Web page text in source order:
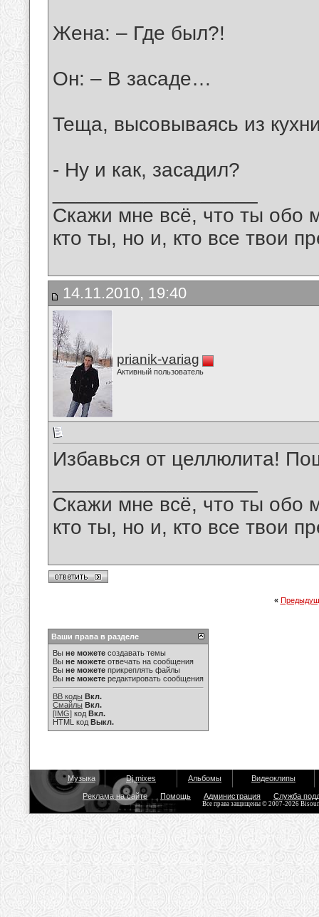
Жена: – Где был?!
Он: – В засаде…
Теща, высовываясь из
- Ну и как, засадил?
Скажи мне всё, что ты обо
кто ты, но и, кто все твои
14.11.2010, 19:40
prianik-variag
Активный пользователь
Избавься от целлюлита!
Скажи мне всё, что ты обо
кто ты, но и, кто все твои
«
Ваши права в разделе
Вы не можете создавать темы
Вы не можете отвечать на сообщения
Вы не можете прикреплять файлы
Вы не можете редактировать сообщения
BB коды Вкл.
Смайлы Вкл.
[IMG] код Вкл.
HTML код Выкл.
Музыка Dj mixes Альбомы Видеоклипы
Реклама на сайте Помощь Администрация Служба
Все права защищены © 2007-2026